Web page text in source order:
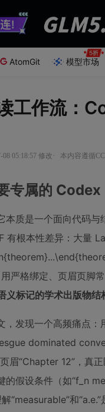
AtomGit 模型市场
工作流：
08 05:18:57 修改 · 本内容遵循
专属的
质是一个面向代码与
有根本性差异：大量
严格绑定、页眉页
义标记的学术出版物结
，发现一个高频痛点
dominated
眉“Chapter 12”，真
的假设条件（如“f_n
“measurable”和